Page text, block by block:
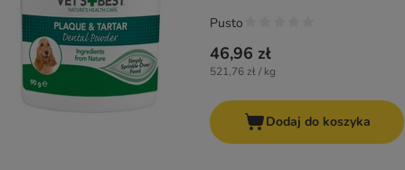
46,96 zł
521,76 zł / kg
Pusto
Dodaj do koszyka